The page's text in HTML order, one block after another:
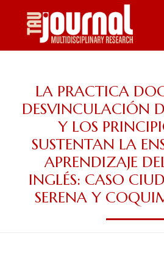
LA PRACTICA
DESVINCULACIÓN
Y LOS
SUSTENTAN LA
APRENDIZAJE
INGLÉS: CASO
SERENA Y